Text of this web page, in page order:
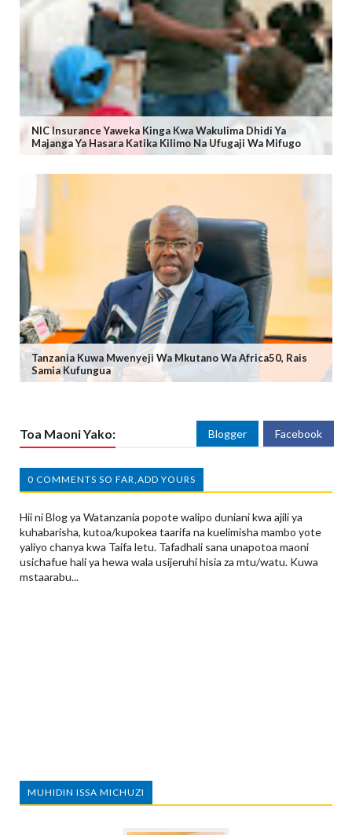
NIC Insurance Yaweka Kinga Kwa Wakulima Dhidi Ya
Majanga Ya Hasara Katika Kilimo Na Ufugaji Wa Mifugo
Tanzania Kuwa Mwenyeji Wa Mkutano Wa Africa50, Rais
Samia Kufungua
Toa Maoni Yako: Blogger Facebook
0 COMMENTS SO FAR,ADD YOURS
Hii ni Blog ya Watanzania popote walipo duniani kwa ajili ya
kuhabarisha, kutoa/kupokea taarifa na kuelimisha mambo yote
yaliyo chanya kwa Taifa letu. Tafadhali sana unapotoa maoni
usichafue hali ya hewa wala usijeruhi hisia za mtu/watu. Kuwa
mstaarabu...
MUHIDIN ISSA MICHUZI